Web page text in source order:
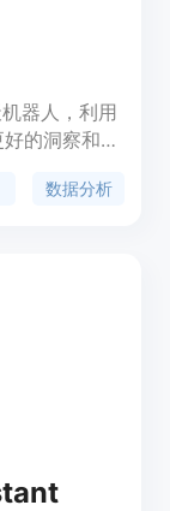
器人，利用
的洞察和自
量定制和高
数据分析